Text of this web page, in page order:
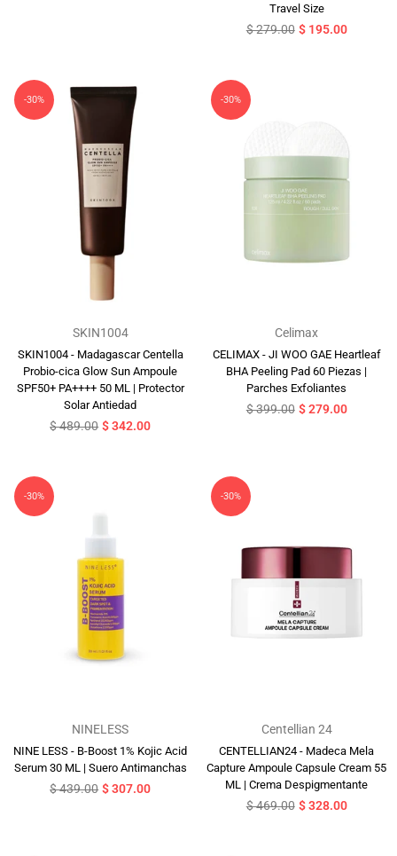
Travel Size
Precio
$ 279.00 $ 195.00
-30%
SKIN1004
SKIN1004 - Madagascar Centella
Probio-cica Glow Sun Ampoule
SPF50+ PA++++ 50 ML | Protector
Solar Antiedad
Precio
$ 489.00 $ 342.00
-30%
Celimax
CELIMAX - JI WOO GAE Heartleaf
BHA Peeling Pad 60 Piezas |
Parches Exfoliantes
Precio
$ 399.00 $ 279.00
-30%
NINELESS
NINE LESS - B-Boost 1% Kojic Acid
Serum 30 ML | Suero Antimanchas
Precio
$ 439.00 $ 307.00
-30%
Centellian 24
CENTELLIAN24 - Madeca Mela
Capture Ampoule Capsule Cream 55
ML | Crema Despigmentante
Precio
$ 469.00 $ 328.00